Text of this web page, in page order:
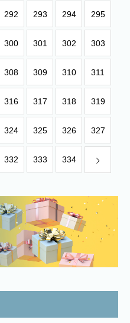
292 293 294 295
300 301 302 303
308 309 310 311
316 317 318 319
324 325 326 327
332 333 334